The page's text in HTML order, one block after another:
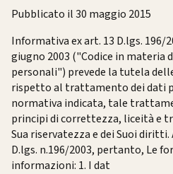
Pubblicato il 30 maggio 2015
Informativa ex art. 13 D.lgs. 196/
giugno 2003 ("Codice in materia
personali") prevede la tutela
rispetto al trattamento dei dati
normativa indicata, tale
principi di correttezza, liceità e
Sua riservatezza e dei Suoi
D.lgs. n.196/2003, pertanto, Le
informazioni: 1. I dat